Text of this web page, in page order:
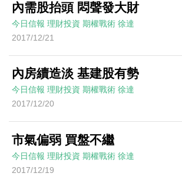
內需股抬頭 悶聲發大財
今日信報 理財投資 期權戰術 徐達
2017/12/21
內房續造淡 基建股有勢
今日信報 理財投資 期權戰術 徐達
2017/12/20
市氣偏弱 買盤不繼
今日信報 理財投資 期權戰術 徐達
2017/12/19